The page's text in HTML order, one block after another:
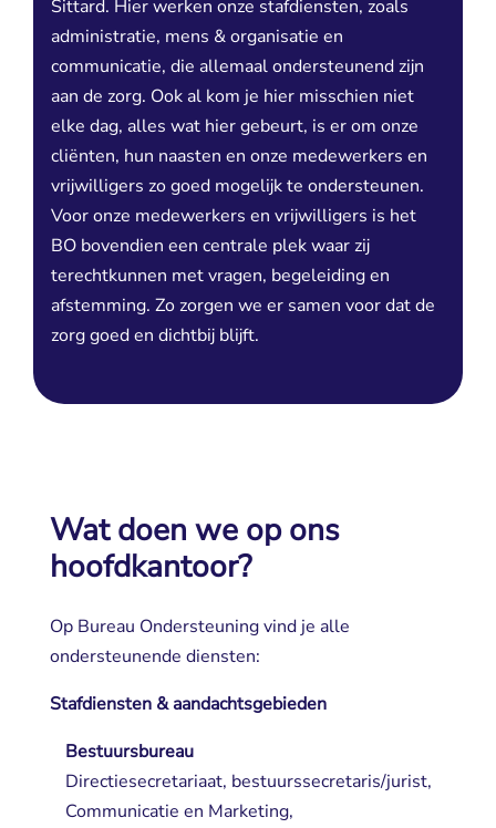
Sittard. Hier werken onze stafdiensten, zoals
administratie, mens & organisatie en
communicatie, die allemaal ondersteunend zijn
aan de zorg. Ook al kom je hier misschien niet
elke dag, alles wat hier gebeurt, is er om onze
cliënten, hun naasten en onze medewerkers en
vrijwilligers zo goed mogelijk te ondersteunen.
Voor onze medewerkers en vrijwilligers is het
BO bovendien een centrale plek waar zij
terechtkunnen met vragen, begeleiding en
afstemming. Zo zorgen we er samen voor dat de
zorg goed en dichtbij blijft.
Wat doen we op ons
hoofdkantoor?
Op Bureau Ondersteuning vind je alle
ondersteunende diensten:
Stafdiensten & aandachtsgebieden
Bestuursbureau
Directiesecretariaat, bestuurssecretaris/jurist,
Communicatie en Marketing,